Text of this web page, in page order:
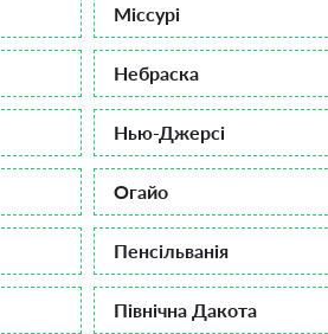
Міссурі
Небраска
Нью-Джерсі
Огайо
Пенсільванія
Північна Дакота